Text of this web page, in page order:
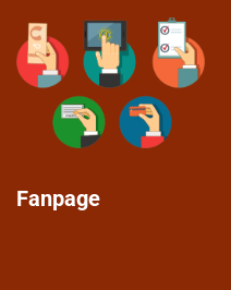
Fanpage